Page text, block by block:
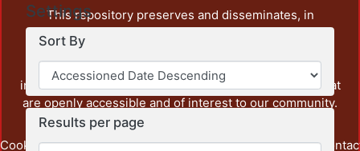
Settings
Sort By
Results per page
This repository preserves and disseminates, in
unrestricted open access, the teaching and research
output of UAM Azcapotzalco. It also includes some
administrative and graphic documents from the
institution, as well as content from other institutions that
are openly accessible and of interest to our community.
Cookie Privacy End User Send